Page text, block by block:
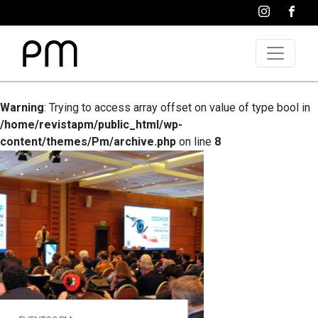
Warning: Trying to access array offset on value of type bool in
/home/revistapm/public_html/wp-
content/themes/Pm/archive.php on line 8